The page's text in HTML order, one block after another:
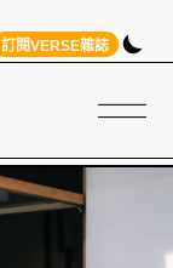
訂閱VERSE雜誌